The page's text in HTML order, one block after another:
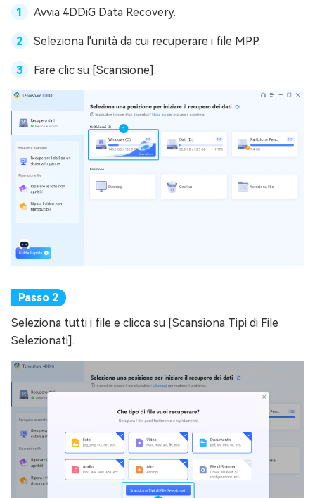
Avvia 4DDiG Data Recovery.
Seleziona l'unità da cui recuperare i file MPP.
Fare clic su [Scansione].
Seleziona tutti i file e clicca su [Scansiona Tipi di File
Selezionati].